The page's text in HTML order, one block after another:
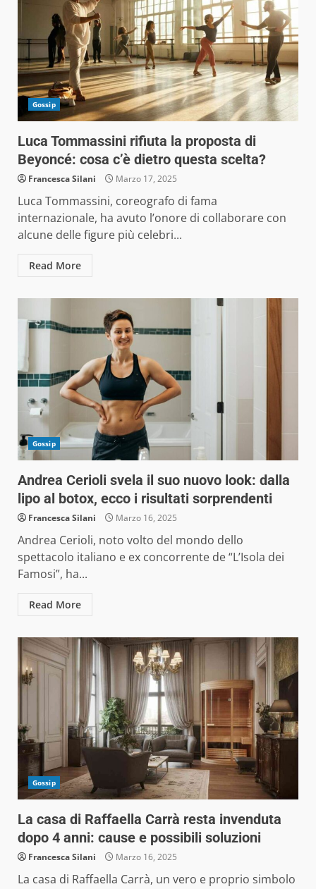
Gossip
Luca Tommassini rifiuta la proposta di
Beyoncé: cosa c’è dietro questa scelta?
Francesca Silani Marzo 17, 2025
Luca Tommassini, coreografo di fama
internazionale, ha avuto l’onore di collaborare con
alcune delle figure più celebri...
Read More
Gossip
Andrea Cerioli svela il suo nuovo look: dalla
lipo al botox, ecco i risultati sorprendenti
Francesca Silani Marzo 16, 2025
Andrea Cerioli, noto volto del mondo dello
spettacolo italiano e ex concorrente de “L’Isola dei
Famosi”, ha...
Read More
Gossip
La casa di Raffaella Carrà resta invenduta
dopo 4 anni: cause e possibili soluzioni
Francesca Silani Marzo 16, 2025
La casa di Raffaella Carrà, un vero e proprio simbolo